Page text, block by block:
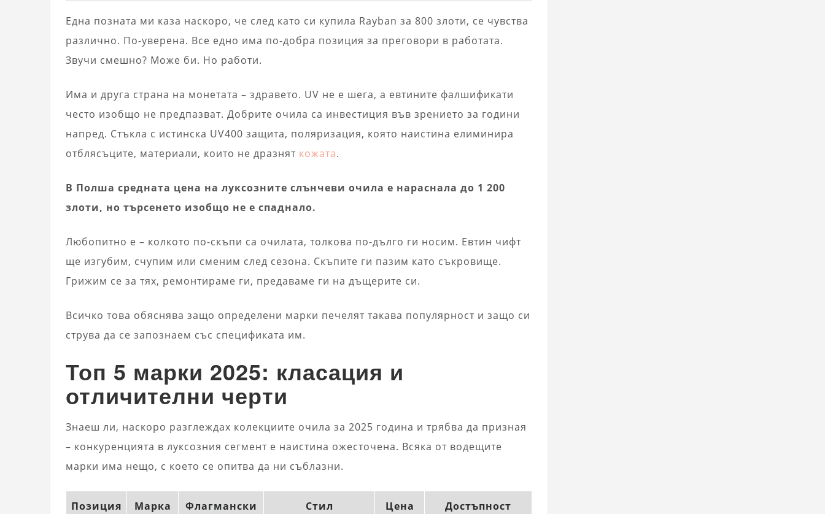
Една позната ми каза наскоро, че след като си купила Rayban за 800 злоти, се чувства
различно. По-уверена. Все едно има по-добра позиция за преговори в работата.
Звучи смешно? Може би. Но работи.
Има и друга страна на монетата – здравето. UV не е шега, а евтините фалшификати
често изобщо не предпазват. Добрите очила са инвестиция във зрението за години
напред. Стъкла с истинска UV400 защита, поляризация, която наистина елиминира
отблясъците, материали, които не дразнят кожата.
В Полша средната цена на луксозните слънчеви очила е нараснала до 1 200
злоти, но търсенето изобщо не е спаднало.
Любопитно е – колкото по-скъпи са очилата, толкова по-дълго ги носим. Евтин чифт
ще изгубим, счупим или сменим след сезона. Скъпите ги пазим като съкровище.
Грижим се за тях, ремонтираме ги, предаваме ги на дъщерите си.
Всичко това обяснява защо определени марки печелят такава популярност и защо си
струва да се запознаем със спецификата им.
Топ 5 марки 2025: класация и
отличителни черти
Знаеш ли, наскоро разглеждах колекциите очила за 2025 година и трябва да призная
– конкуренцията в луксозния сегмент е наистина ожесточена. Всяка от водещите
марки има нещо, с което се опитва да ни съблазни.
Позиция Марка
Флагмански
Стил
Цена
Достъпност